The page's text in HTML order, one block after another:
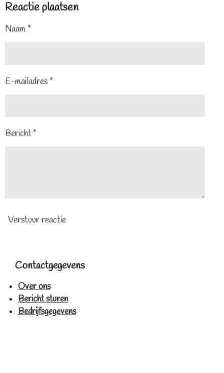
Reactie plaatsen
Naam *
E-mailadres *
Bericht *
Verstuur reactie
Contactgegevens
Over ons
Bericht sturen
Bedrijfsgegevens